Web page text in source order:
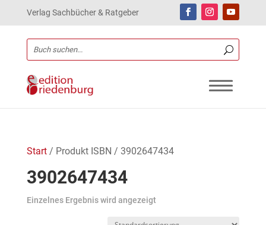
Verlag Sachbücher & Ratgeber
Start/ Produkt ISBN / 3902647434
3902647434
Einzelnes Ergebnis wird angezeigt